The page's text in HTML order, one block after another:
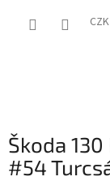
CZK
Škoda
#54